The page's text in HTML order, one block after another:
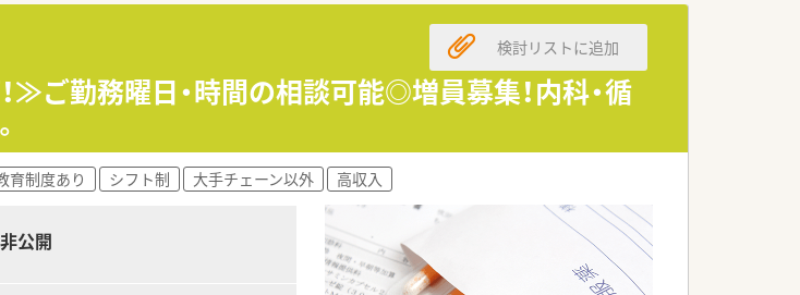
たいと考える薬剤師へ向けた独立開局支援事業にも取り組んでいます。
があり、資金繰りや店舗立ち上げなどのノウハウを学ぶことができます。
で互いに刺激し合いながら成長していける社風が大きな魅力です。
に関係なく誰でも自由に意見を言い合える風通しの良さが特徴です。
互いに切磋琢磨しながらスキルアップを目指せる活気ある職場です。
新しい知識を吸収しながら専門性を高めていくことができる環境です。
≫ご勤務曜日・時間の相談可能◎増員募集！内科・循
検討リストに追加
育制度あり シフト制 大手チェーン以外 高収入
非公開